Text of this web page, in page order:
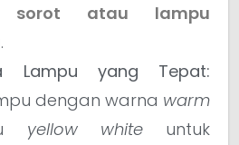
sorot atau lampu
.
Lampu yang Tepat:
dengan warna warm
yellow whiteuntuk